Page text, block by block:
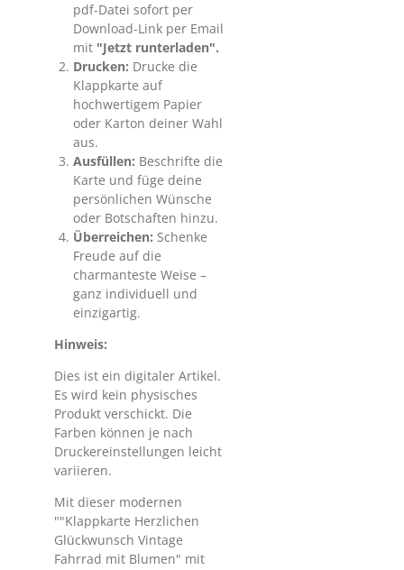
pdf-Datei sofort per
Download-Link per Email
mit "Jetzt runterladen".
Drucken: Drucke die
Klappkarte auf
hochwertigem Papier
oder Karton deiner Wahl
aus.
Ausfüllen: Beschrifte die
Karte und füge deine
persönlichen Wünsche
oder Botschaften hinzu.
Überreichen: Schenke
Freude auf die
charmanteste Weise –
ganz individuell und
einzigartig.
Hinweis:
Dies ist ein digitaler Artikel.
Es wird kein physisches
Produkt verschickt. Die
Farben können je nach
Druckereinstellungen leicht
variieren.
Mit dieser modernen
""Klappkarte Herzlichen
Glückwunsch Vintage
Fahrrad mit Blumen" mit